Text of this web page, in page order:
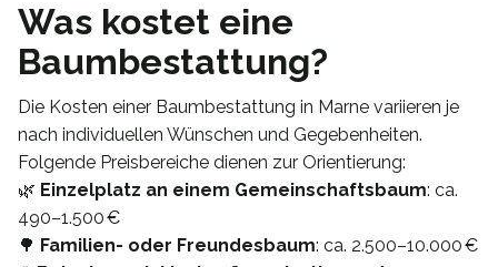
Was kostet eine
Baumbestattung?
Die Kosten einer Baumbestattung in Marne variieren je
nach individuellen Wünschen und Gegebenheiten.
Folgende Preisbereiche dienen zur Orientierung:
🌿 Einzelplatz an einem Gemeinschaftsbaum: ca.
490–1.500 €
🌳 Familien- oder Freundesbaum: ca. 2.500–10.000 €